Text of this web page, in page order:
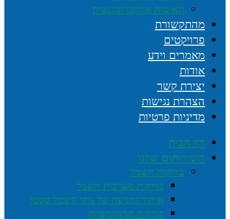
תאימות אלקטרומגנטית
מהתקשורת
פרויקטים
מאמרים וידע
אודות
יצירת קשר
הצהרת נגישות
מדיניות פרטיות
דף הבית
השירותים שלנו
בדיקות חשמל
בדיקות מערכות חשמל
איתור ומניעה של נזקי חשמל סטטי
בדיקות תרמוגרפיות